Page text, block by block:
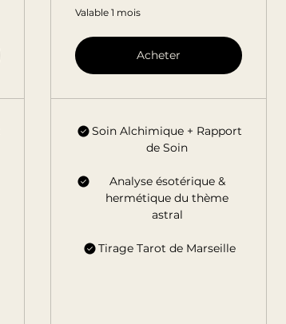
Valable 1 mois
Acheter
Soin Alchimique + Rapport
de Soin
Analyse ésotérique &
hermétique du thème
astral
Tirage Tarot de Marseille